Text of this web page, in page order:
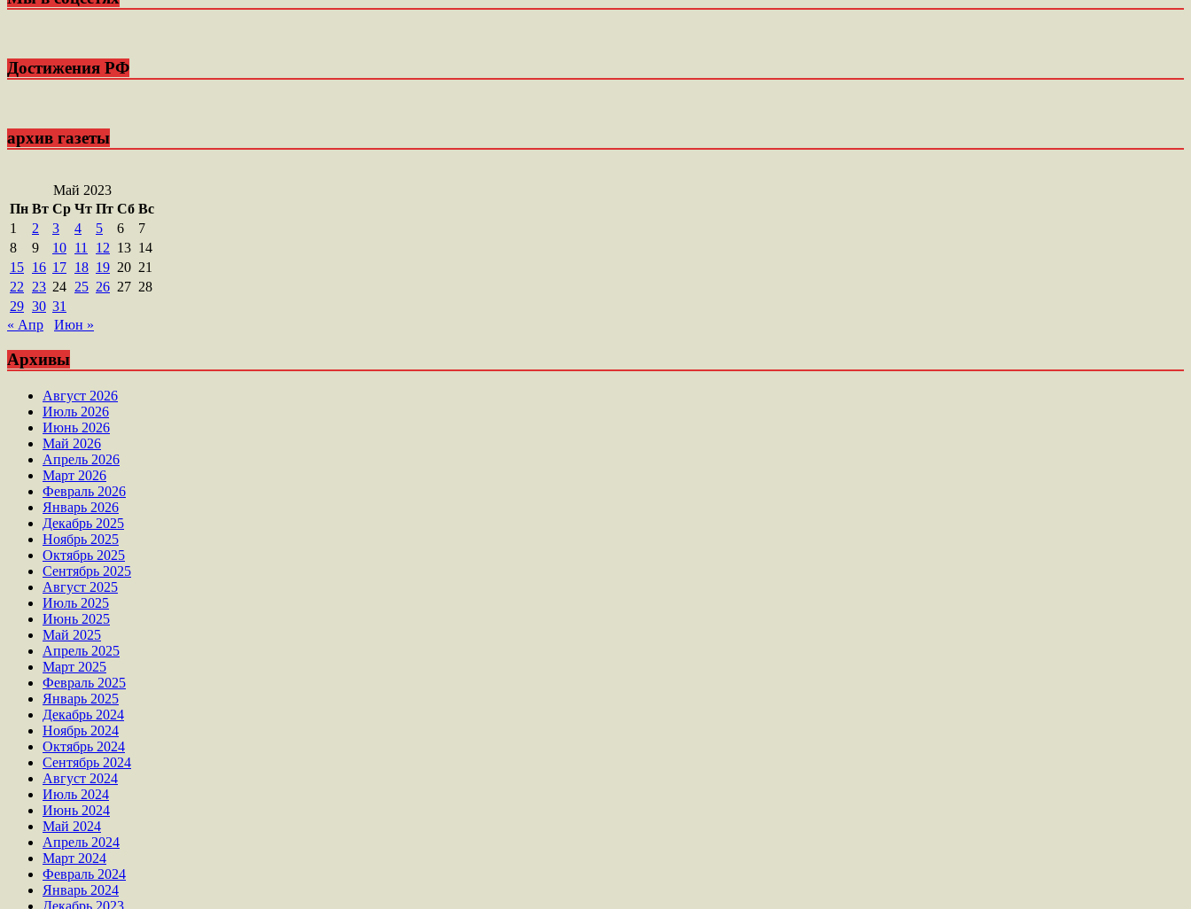
Достижения РФ
архив газеты
Май 2023
Пн Вт Ср Чт Пт Сб Вс
1
2 3 4 5 6
7
8
9 10 11 12 13 14
15 16 17 18 19 20 21
22
23 24 25 26 27 28
29 30 31
« Апр
Июн »
Архивы
Август 2026
Июль 2026
Июнь 2026
Май 2026
Апрель 2026
Март 2026
Февраль 2026
Январь 2026
Декабрь 2025
Ноябрь 2025
Октябрь 2025
Сентябрь 2025
Август 2025
Июль 2025
Июнь 2025
Май 2025
Апрель 2025
Март 2025
Февраль 2025
Январь 2025
Декабрь 2024
Ноябрь 2024
Октябрь 2024
Сентябрь 2024
Август 2024
Июль 2024
Июнь 2024
Май 2024
Апрель 2024
Март 2024
Февраль 2024
Январь 2024
Декабрь 2023